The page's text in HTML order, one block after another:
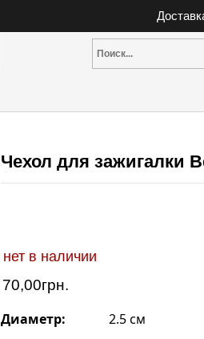
Чехол для зажигалки
нет в наличии
70,00грн.
Диаметр:
2.5 см